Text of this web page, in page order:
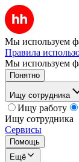
Мы используем
Правила
Мы используем
Понятно
Ищу сотрудника
Ищу работу
Ищу сотрудника
Сервисы
Помощь
Ещё